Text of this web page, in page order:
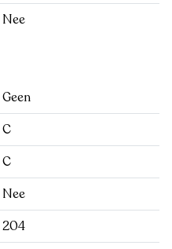
Nee
Geen
C
C
Nee
204